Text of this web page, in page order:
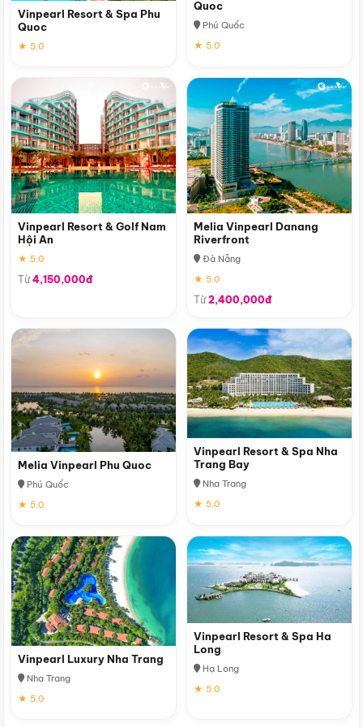
Vinpearl Resort & Spa Phu
Quoc
★ 5.0
Quoc
Phú Quốc
★ 5.0
Vinpearl Resort & Golf Nam
Hội An
★ 5.0
Từ4,150,000đ
Melia Vinpearl Danang
Riverfront
Đà Nẵng
★ 5.0
Từ2,400,000đ
Melia Vinpearl Phu Quoc
Phú Quốc
★ 5.0
Vinpearl Resort & Spa Nha
Trang Bay
Nha Trang
★ 5.0
Vinpearl Luxury Nha Trang
Nha Trang
★ 5.0
Vinpearl Resort & Spa Ha
Long
Hạ Long
★ 5.0